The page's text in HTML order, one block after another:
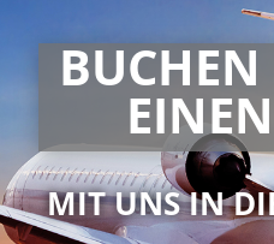
BUCHEN
MIT UNS IN